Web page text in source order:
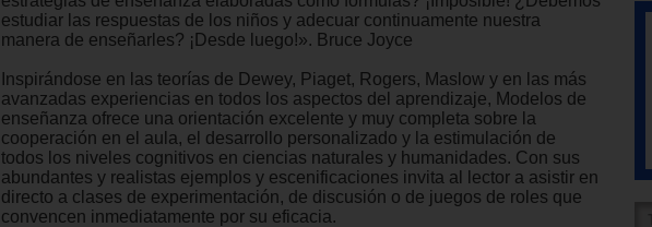
estudiar las respuestas de los niños y adecuar continuamente nuestra
manera de enseñarles? ¡Desde luego!». Bruce Joyce
Inspirándose en las teorías de Dewey, Piaget, Rogers, Maslow y en las más
avanzadas experiencias en todos los aspectos del aprendizaje, Modelos de
enseñanza ofrece una orientación excelente y muy completa sobre la
cooperación en el aula, el desarrollo personalizado y la estimulación de
todos los niveles cognitivos en ciencias naturales y humanidades. Con sus
abundantes y realistas ejemplos y escenificaciones invita al lector a asistir en
directo a clases de experimentación, de discusión o de juegos de roles que
convencen inmediatamente por su eficacia.